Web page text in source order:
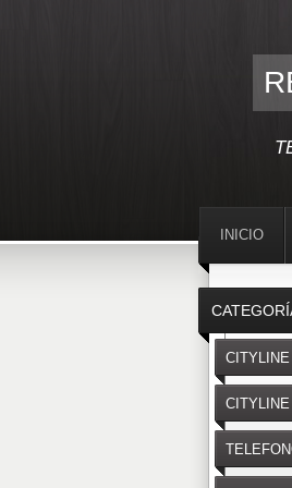
CITYLINE
INICIO